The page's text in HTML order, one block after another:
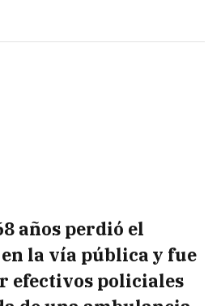
años perdió el
la vía pública y fue
efectivos policiales